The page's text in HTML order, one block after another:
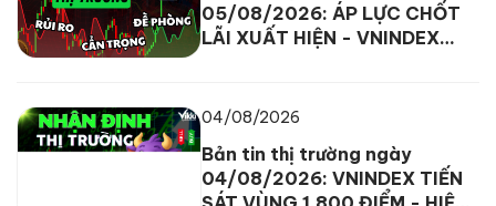
05/08/2026: ÁP LỰC CHỐT
LÃI XUẤT HIỆN - VNINDEX
04/08/2026
Bản tin thị trường ngày
04/08/2026: VNINDEX TIẾN